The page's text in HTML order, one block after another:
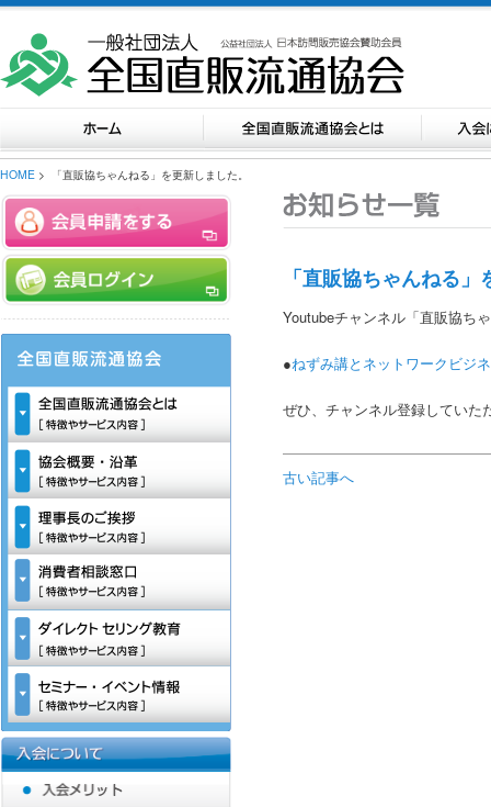
HOME > 「直販協ちゃんねる」を更新しました。
「直販協ちゃんねる
Youtubeチャンネル「直販協ち
●ねずみ講とネットワークビジ
ぜひ、チャンネル登録していた
古い記事へ